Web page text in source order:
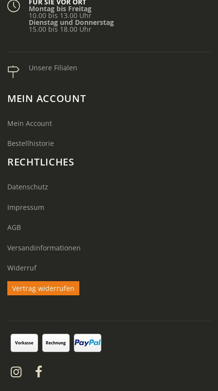
Montag bis Freitag
10.00 bis 13.00 Uhr
Dienstag und Donnerstag
15.00 bis 18.00 Uhr
Unsere Filialen
MEIN ACCOUNT
Mein Account
Bestellhistorie
RECHTLICHES
Datenschutz
Impressum
AGB
Versandinformationen
Widerruf
Vertrag widerrufen